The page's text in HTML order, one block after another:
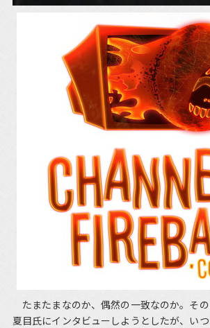
たまたまなのか、偶然の一致なのか。そ
夏目氏にインタビューしようとしたが、い